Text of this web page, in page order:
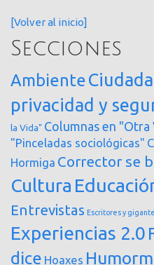
[Volver al inicio]
Secciones
Ambiente
privacidad y
la Vida" Columnas en "Otra
"Pinceladas sociológicas"
Hormiga Corrector se
Cultura
Entrevistas Escritores y
Experiencias 2.0
dice Hoaxes